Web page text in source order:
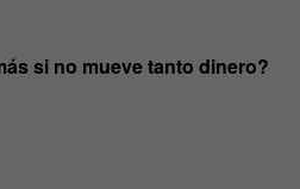
si no mueve tanto dinero?